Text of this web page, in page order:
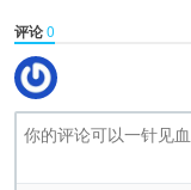
评论0